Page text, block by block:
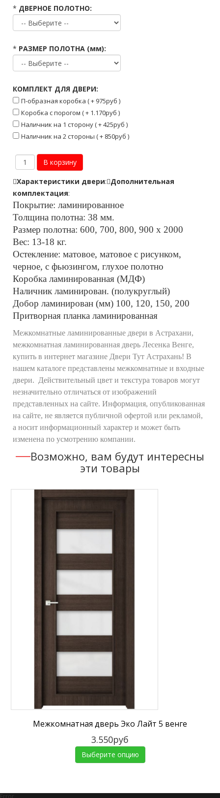
* ДВЕРНОЕ ПОЛОТНО:
* РАЗМЕР ПОЛОТНА (мм):
КОМПЛЕКТ ДЛЯ ДВЕРИ:
П-образная коробка ( + 975руб )
Коробка с порогом ( + 1.170руб )
Наличник на 1 сторону ( + 425руб )
Наличник на 2 стороны ( + 850руб )
Характеристики двери: Дополнительная
комплектация:
Покрытие: ламинированное
Толщина полотна: 38 мм.
Размер полотна: 600, 700, 800, 900 х 2000
Вес: 13-18 кг.
Остекление: матовое, матовое с рисунком,
черное, с фьюзингом, глухое полотно
Коробка ламинированная (МДФ)
Наличник ламинирован. (полукруглый)
Добор ламинирован (мм) 100, 120, 150, 200
Притворная планка ламинированная
Межкомнатные ламинированные двери в Астрахани,
межкомнатная ламинированная дверь Лесенка Венге,
купить в интернет магазине Двери Тут Астрахань! В
нашем каталоге представлены межкомнатные и входные
двери. Действительный цвет и текстура товаров могут
незначительно отличаться от изображений
представленных на сайте. Информация, опубликованная
на сайте, не является публичной офертой или рекламой,
а носит информационный характер и может быть
изменена по усмотрению компании.
Возможно, вам будут интересны
эти товары
Межкомнатная дверь Эко Лайт 5 венге
3.550руб
Выберите опцию
Error